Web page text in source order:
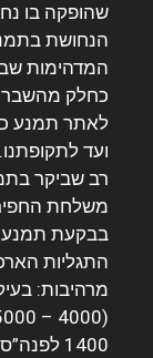
שהופקה בו
הנחושת
המדהימות
כחלק מהשבר
לאתר תמנע
ועד
רב שביקר
משלחת
בבקעת תמנע
התגליות
מרהיבות:
1400